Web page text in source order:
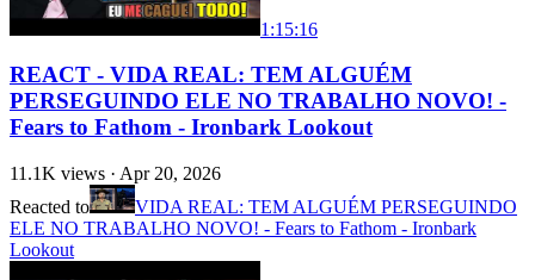
1:15:16
REACT - VIDA REAL: TEM ALGUÉM
PERSEGUINDO ELE NO TRABALHO NOVO! -
Fears to Fathom - Ironbark Lookout
11.1K views · Apr 20, 2026
Reacted to
VIDA REAL: TEM ALGUÉM PERSEGUINDO
ELE NO TRABALHO NOVO! - Fears to Fathom - Ironbark
Lookout